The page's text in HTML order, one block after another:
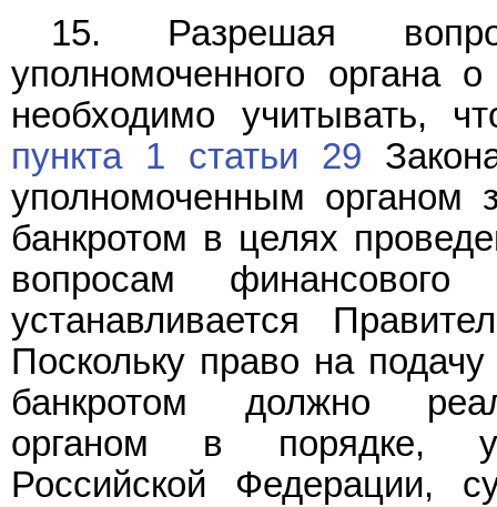
15. Разрешая
уполномоченного органа
необходимо учитывать,
пункта 1 статьи 29
уполномоченным органом
банкротом в целях
вопросам финансового
устанавливается
Поскольку право на
банкротом должно
органом в порядке,
Российской Федерации,